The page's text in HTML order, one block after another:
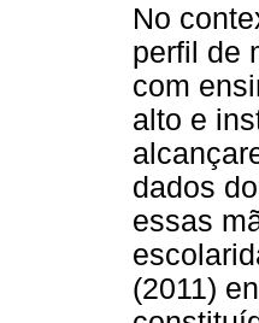
No
perfil de
com
alto e
dados
essas
(2011)